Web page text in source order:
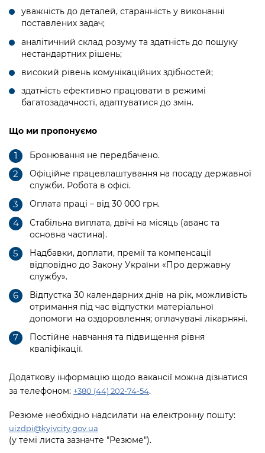
уважність до деталей, старанність у виконанні
поставлених задач;
аналітичний склад розуму та здатність до пошуку
нестандартних рішень;
високий рівень комунікаційних здібностей;
здатність ефективно працювати в режимі
багатозадачності, адаптуватися до змін.
Що ми пропонуємо
Бронювання не передбачено.
Офіційне працевлаштування на посаду державної
служби. Робота в офісі.
Оплата праці – від 30 000 грн.
Стабільна виплата, двічі на місяць (аванс та
основна частина).
Надбавки, доплати, премії та компенсації
відповідно до Закону України «Про державну
службу».
Відпустка 30 календарних днів на рік, можливість
отримання під час відпустки матеріальної
допомоги на оздоровлення; оплачувані лікарняні.
Постійне навчання та підвищення рівня
кваліфікації.
Додаткову інформацію щодо вакансії можна дізнатися
за телефоном: +380 (44) 202-74-54.
Резюме необхідно надсилати на електронну пошту:
uizdpi@kyivcity.gov.ua
(у темі листа зазначте "Резюме").